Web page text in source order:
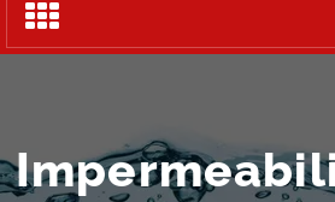
Alternar
navegação